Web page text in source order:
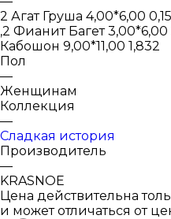
2 Агат Груша 4,00*6,00
,2 Фианит Багет
Кабошон 9,00*11,00 1,832
Пол
—
Женщинам
Коллекция
—
Сладкая история
Производитель
—
KRASNOE
Цена действительна
и может отличаться от